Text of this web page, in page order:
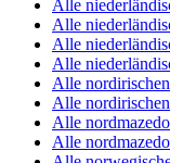
Alle
Alle
Alle
Alle
Alle
Alle
Alle
Alle